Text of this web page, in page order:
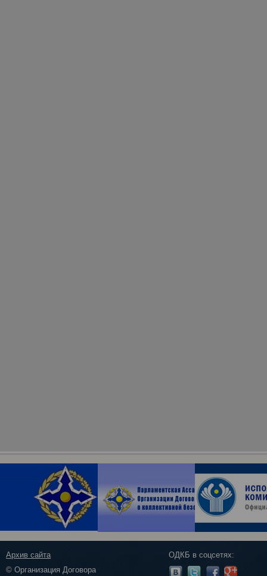
Архив сайта
© Организация Договора
ОДКБ в соцсетях: